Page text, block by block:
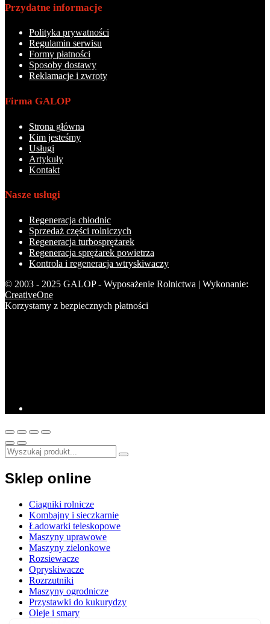
Przydatne informacje
Polityka prywatności
Regulamin serwisu
Formy płatności
Sposoby dostawy
Reklamacje i zwroty
Firma GALOP
Strona główna
Kim jesteśmy
Usługi
Artykuły
Kontakt
Nasze usługi
Regeneracja chłodnic
Sprzedaż części rolniczych
Regeneracja turbosprężarek
Regeneracja sprężarek powietrza
Kontrola i regeneracja wtryskiwaczy
© 2003 - 2025 GALOP - Wyposażenie Rolnictwa | Wykonanie:
CreativeOne
Korzystamy z bezpiecznych płatności
Sklep online
Ciągniki rolnicze
Kombajny i sieczkarnie
Ładowarki teleskopowe
Maszyny uprawowe
Maszyny zielonkowe
Rozsiewacze
Opryskiwacze
Rozrzutniki
Maszyny ogrodnicze
Przystawki do kukurydzy
Oleje i smary